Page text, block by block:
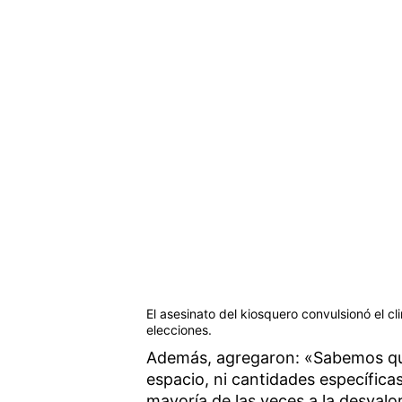
El asesinato del kiosquero convulsionó el
elecciones.
Además, agregaron: «Sabemos
espacio, ni cantidades